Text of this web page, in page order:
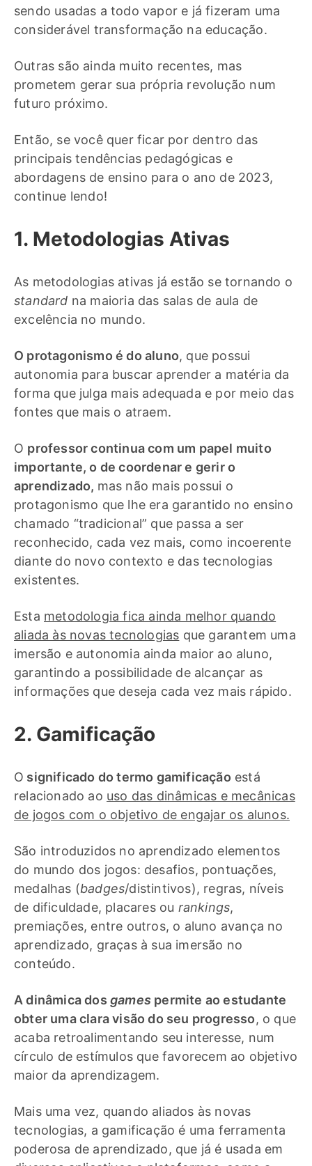
sendo usadas a todo vapor e já fizeram uma
considerável transformação na educação.
Outras são ainda muito recentes, mas
prometem gerar sua própria revolução num
futuro próximo.
Então, se você quer ficar por dentro das
principais tendências pedagógicas e
abordagens de ensino para o ano de 2023,
continue lendo!
1. Metodologias Ativas
As metodologias ativas já estão se tornando o
standard na maioria das salas de aula de
excelência no mundo.
O protagonismo é do aluno, que possui
autonomia para buscar aprender a matéria da
forma que julga mais adequada e por meio das
fontes que mais o atraem.
O professor continua com um papel muito
importante, o de coordenar e gerir o
aprendizado, mas não mais possui o
protagonismo que lhe era garantido no ensino
chamado “tradicional” que passa a ser
reconhecido, cada vez mais, como incoerente
diante do novo contexto e das tecnologias
existentes.
Esta metodologia fica ainda melhor quando
aliada às novas tecnologias que garantem uma
imersão e autonomia ainda maior ao aluno,
garantindo a possibilidade de alcançar as
informações que deseja cada vez mais rápido.
2. Gamificação
O significado do termo gamificação está
relacionado ao uso das dinâmicas e mecânicas
de jogos com o objetivo de engajar os alunos.
São introduzidos no aprendizado elementos
do mundo dos jogos: desafios, pontuações,
medalhas (badges/distintivos), regras, níveis
de dificuldade, placares ou rankings,
premiações, entre outros, o aluno avança no
aprendizado, graças à sua imersão no
conteúdo.
A dinâmica dos games permite ao estudante
obter uma clara visão do seu progresso, o que
acaba retroalimentando seu interesse, num
círculo de estímulos que favorecem ao objetivo
maior da aprendizagem.
Mais uma vez, quando aliados às novas
tecnologias, a gamificação é uma ferramenta
poderosa de aprendizado, que já é usada em